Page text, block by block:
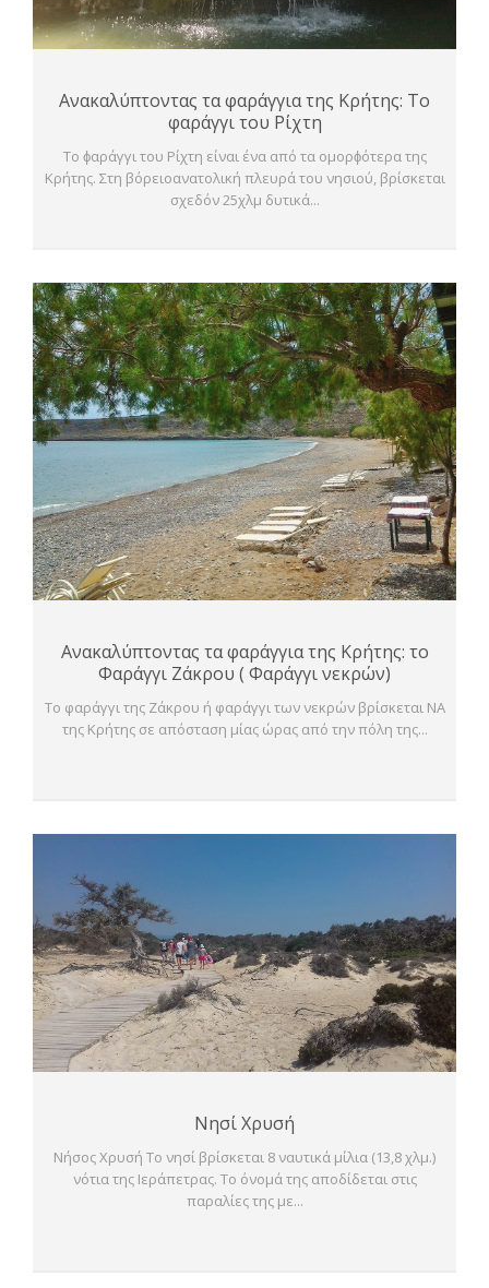
Ανακαλύπτοντας τα φαράγγια της Κρήτης: Το
φαράγγι του Ρίχτη
Το ϕαράγγι του Ρίχτη είναι ένα από τα ομορϕότερα της
Κρήτης. Στη βόρειοανατολική πλευρά του νησιού, βρίσκεται
σχεδόν 25χλμ δυτικά...
Ανακαλύπτοντας τα φαράγγια της Κρήτης: το
Φαράγγι Ζάκρου ( Φαράγγι νεκρών)
Το φαράγγι της Ζάκρου ή φαράγγι των νεκρών βρίσκεται ΝΑ
της Κρήτης σε απόσταση μίας ώρας από την πόλη της...
Νησί Χρυσή
Νήσος Χρυσή Το νησί βρίσκεται 8 ναυτικά μίλια (13,8 χλμ.)
νότια της Ιεράπετρας. Το όνομά της αποδίδεται στις
παραλίες της με...